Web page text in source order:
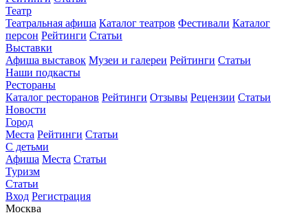
Театр
Театральная афиша Каталог театров Фестивали Каталог
персон Рейтинги Статьи
Выставки
Афиша выставок Музеи и галереи Рейтинги Статьи
Наши подкасты
Рестораны
Каталог ресторанов Рейтинги Отзывы Рецензии Статьи
Новости
Город
Места Рейтинги Статьи
С детьми
Афиша Места Статьи
Туризм
Статьи
Вход Регистрация
Москва